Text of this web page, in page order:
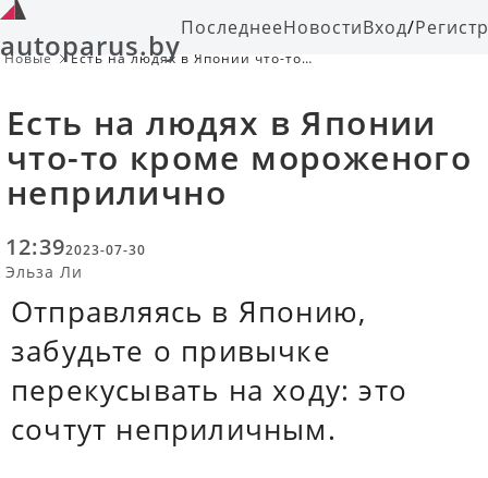
autoparus.byПоследнееНовостиВход/
Новые
Есть на людях в Японии что-то
Есть на людях в Японии
что-то кроме мороженого
неприлично
12:392023-07-30
Эльза Ли
Отправляясь в Японию,
забудьте о привычке
перекусывать на ходу: это
сочтут неприличным.